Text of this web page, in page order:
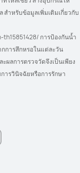
สำหรับข้อมูลเพิ่มเติมเกี่ยวกับ
การป้องกันน้ำ
การสึกหรอในแต่ละวัน
ารวินิจฉัยหรือการรักษา